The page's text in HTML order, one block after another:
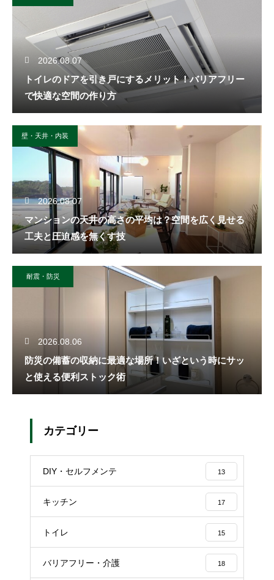
2026.08.07
トイレのドアを引き戸にするメリット！バリアフリー
で快適な空間の作り方
壁・天井・内装
2026.08.07
マンションの天井の高さの平均は？空間を広く見せる
工夫と圧迫感を無くす技
耐震・防災
2026.08.06
防災の備蓄の収納に最適な場所！いざという時にサッ
と使える便利ストック術
カテゴリー
DIY・セルフメンテ 13
キッチン 17
トイレ 15
バリアフリー・介護 18